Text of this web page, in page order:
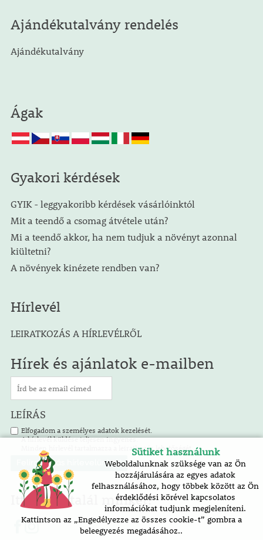
Ajándékutalvány rendelés
Ajándékutalvány
Ágak
Gyakori kérdések
GYIK - leggyakoribb kérdések vásárlóinktól
Mit a teendő a csomag átvétele után?
Mi a teendő akkor, ha nem tudjuk a növényt azonnal
kiültetni?
A növények kinézete rendben van?
Hírlevél
LEIRATKOZÁS A HÍRLEVÉLRŐL
Hírek és ajánlatok e-mailben
LEÍRÁS
Elfogadom a személyes adatok kezelését.
A hírlevél küldése teljesen ingyenes.
Minden hírlevél tartalmazza a leiratkozás lehetőségét.
Itt is megtalál minket!
Sütiket használunk
Weboldalunknak szüksége van az Ön
hozzájárulására az egyes adatok
felhasználásához, hogy többek között az Ön
érdeklődési körével kapcsolatos
információkat tudjunk megjeleníteni.
Kattintson az „Engedélyezze az összes cookie-t” gombra a
beleegyezés megadásához..